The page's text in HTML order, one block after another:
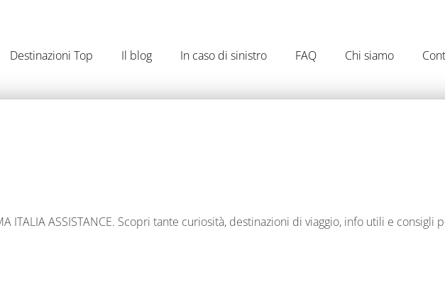
Destinazioni Top Il blog In caso di sinistro FAQ Chi siamo
ITALIA ASSISTANCE. Scopri tante curiosità, destinazioni di viaggio, info utili e consigli